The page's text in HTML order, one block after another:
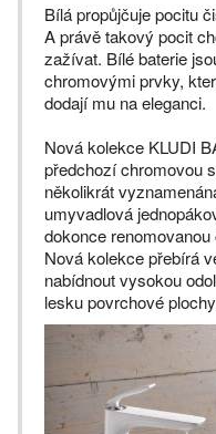
Bílá propůjčuje pocitu
A právě takový pocit
zažívat. Bílé baterie
chromovými prvky,
dodají mu na eleganci.
Nová kolekce KLUDI
předchozí chromovou
několikrát
umyvadlová
dokonce renomovanou
Nová kolekce přebírá
nabídnout vysokou
lesku povrchové